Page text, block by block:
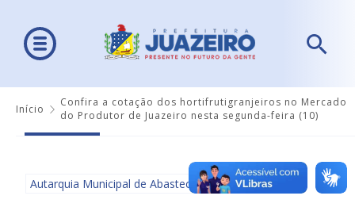
Início
Confira a cotação dos hortifrutigranjeiros no Mercado
do Produtor de Juazeiro nesta segunda-feira (10)
Autarquia Municipal de Abastecimento - AMA